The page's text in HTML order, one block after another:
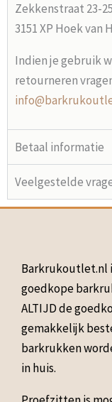
Zekkenstraat 23-25
3151 XP Hoek van
Indien je gebruik
retourneren
Betaal informatie
Veelgestelde
Barkrukoutlet.nl
goedkope
ALTIJD de
gemakkelijk
barkrukken
in huis.